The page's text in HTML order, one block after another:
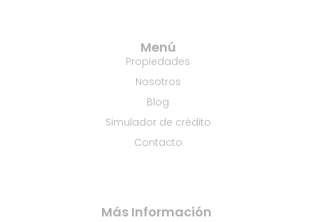
Menú
Propiedades
Nosotros
Blog
Simulador de crédito
Contacto
Más Información